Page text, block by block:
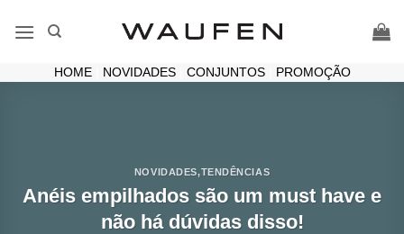
HOME| NOVIDADES| CONJUNTOS| PROMOÇÃO
NOVIDADES,TENDÊNCIAS
Anéis empilhados são um must have e
não há dúvidas disso!